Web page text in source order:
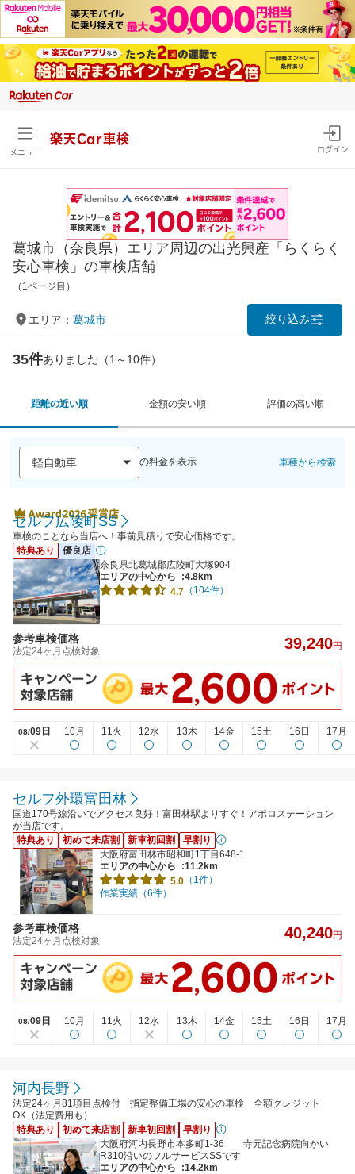
メニュー
楽天Car車検
ログイン
葛城市（奈良県）エリア周辺の出光興産「らくらく
安心車検」の車検店舗
（1ページ目）
エリア： 葛城市 絞り込み
35件ありました（1～10件）
距離の近い順 金額の安い順 評価の高い順
の料金を表示 車種から検索
セルフ広陵町SS
車検のことなら当店へ！事前見積りで安心価格です。
特典あり
優良店
奈良県北葛城郡広陵町大塚904
エリアの中心から
:4.8km
4.7 （104件）
参考車検価格
法定24ヶ月点検対象 39,240円
08/09日 10月 11火 12水 13木 14金 15土 16日 17月
セルフ外環富田林
国道170号線沿いでアクセス良好！富田林駅よりすぐ！アポロステーション
が当店です。
特典あり
初めて来店割 新車初回割
早割り
大阪府富田林市昭和町1丁目648-1
エリアの中心から
:11.2km
5.0 （1件）
作業実績（6件）
参考車検価格
法定24ヶ月点検対象 40,240円
08/09日 10月 11火 12水 13木 14金 15土 16日 17月
河内長野
法定24ヶ月81項目点検付 指定整備工場の安心の車検 全額クレジット
OK（法定費用も）
特典あり
初めて来店割 新車初回割
早割り
大阪府河内長野市本多町1-36 寺元記念病院向かい
R310沿いのフルサービスSSです
エリアの中心から
:14.2km